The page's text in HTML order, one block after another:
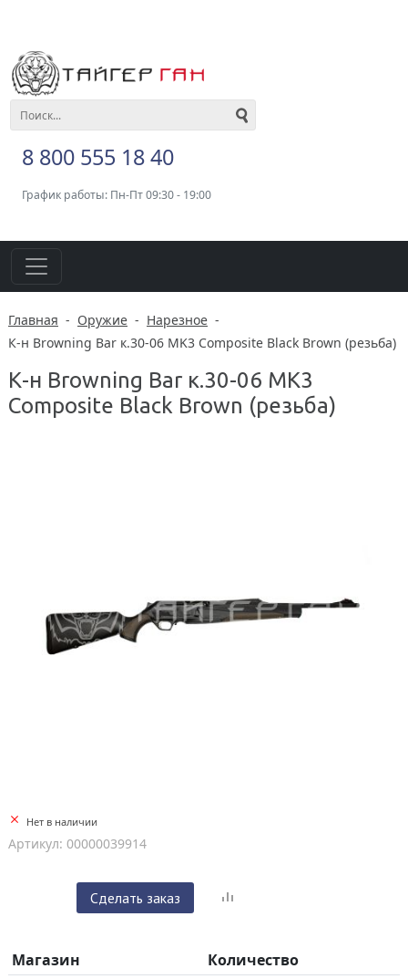
8 800 555 18 40
График работы: Пн-Пт 09:30 - 19:00
Главная - Оружие - Нарезное -
К-н Browning Вar к.30-06 MK3 Composite Black Brown (резьба)
К-н Browning Вar к.30-06 MK3
Composite Black Brown (резьба)
Нет в наличии
Артикул: 00000039914
Сделать заказ
Магазин
Количество